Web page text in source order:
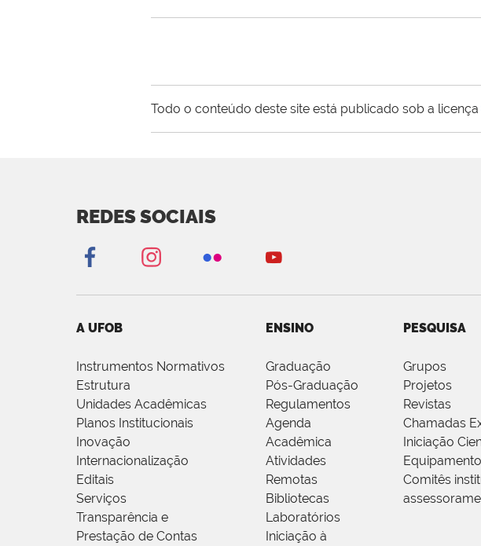
Todo o conteúdo deste site está publicado sob a licença
REDES SOCIAIS
A UFOB
Instrumentos Normativos
Estrutura
Unidades Acadêmicas
Planos Institucionais
Inovação
Internacionalização
Editais
Serviços
Transparência e
Prestação de Contas
ENSINO
Graduação
Pós-Graduação
Regulamentos
Agenda
Acadêmica
Atividades
Remotas
Bibliotecas
Laboratórios
Iniciação à
PESQUISA
Grupos
Projetos
Revistas
Chamadas
Iniciação
Comitês